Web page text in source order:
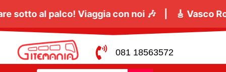
a cantare sotto al palco! Viaggia con noi 🎶 | 🎸
081 18563572